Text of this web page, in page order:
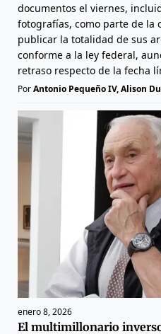
documentos el viernes,
fotografías, como parte de la
publicar la totalidad de sus
conforme a la ley federal,
retraso respecto de la fecha
PorAntonio Pequeño IV, Alison
enero 8, 2026
El multimillonario